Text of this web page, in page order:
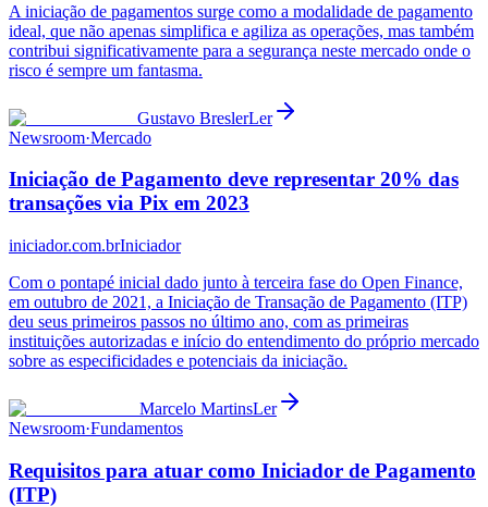
A iniciação de pagamentos surge como a modalidade de pagamento
ideal, que não apenas simplifica e agiliza as operações, mas também
contribui significativamente para a segurança neste mercado onde o
risco é sempre um fantasma.
Gustavo BreslerLer
Newsroom·Mercado
Iniciação de Pagamento deve representar 20% das
transações via Pix em 2023
iniciador.com.brIniciador
Com o pontapé inicial dado junto à terceira fase do Open Finance,
em outubro de 2021, a Iniciação de Transação de Pagamento (ITP)
deu seus primeiros passos no último ano, com as primeiras
instituições autorizadas e início do entendimento do próprio mercado
sobre as especificidades e potenciais da iniciação.
Marcelo MartinsLer
Newsroom·Fundamentos
Requisitos para atuar como Iniciador de Pagamento
(ITP)